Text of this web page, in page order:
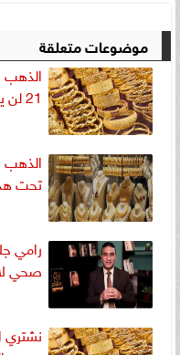
موضوعات متعلقة
الذهب
21 لن يهبط تحت هذا السعر
تحت
رامي
صحي
نشتري